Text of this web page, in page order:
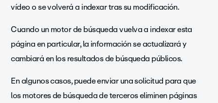
vídeo o se volverá a indexar tras su modificación.
Cuando un motor de búsqueda vuelva a indexar esta
página en particular, la información se actualizará y
cambiará en los resultados de búsqueda públicos.
En algunos casos, puede enviar una solicitud para que
los motores de búsqueda de terceros eliminen páginas